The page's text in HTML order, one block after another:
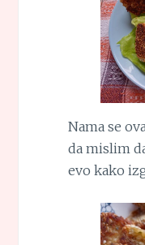
Nama se
da mislim
evo kako